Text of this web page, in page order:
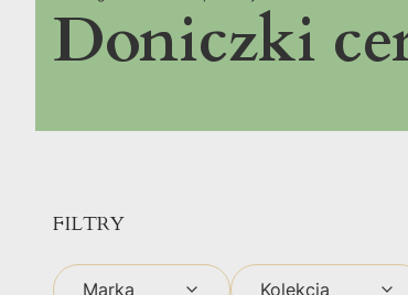
Doniczki
FILTRY
Marka Kolekcja